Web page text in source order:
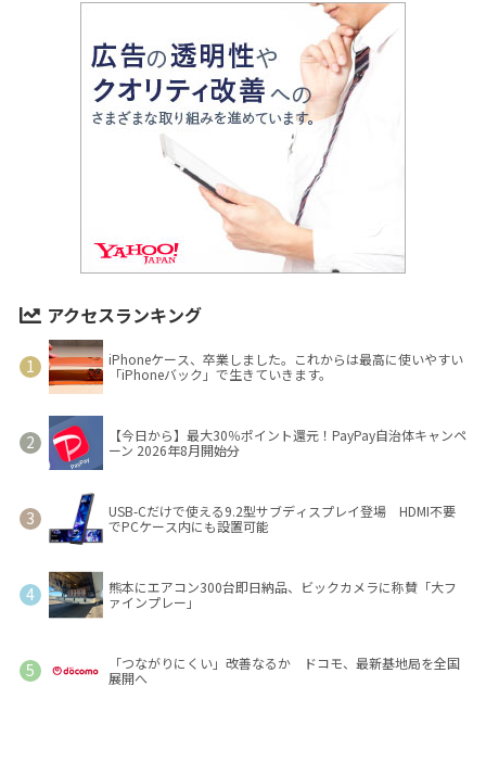
アクセスランキング
iPhoneケース、卒業しました。これからは最高に使いやすい
「iPhoneバック」で生きていきます。
【今日から】最大30％ポイント還元！PayPay自治体キャンペ
ーン 2026年8月開始分
USB-Cだけで使える9.2型サブディスプレイ登場 HDMI不要
でPCケース内にも設置可能
熊本にエアコン300台即日納品、ビックカメラに称賛「大フ
ァインプレー」
「つながりにくい」改善なるか ドコモ、最新基地局を全国
展開へ